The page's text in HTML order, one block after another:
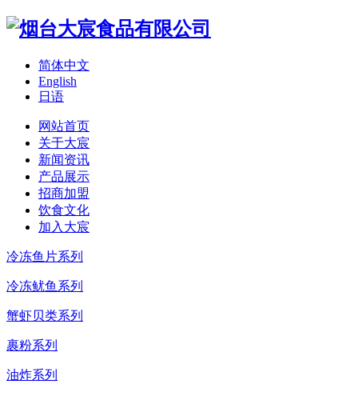
简体中文
English
日语
网站首页
关于大宸
新闻资讯
产品展示
招商加盟
饮食文化
加入大宸
冷冻鱼片系列
冷冻鱿鱼系列
蟹虾贝类系列
裹粉系列
油炸系列